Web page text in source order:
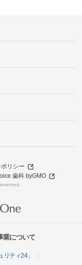
リシー
歯科 byGMO
業について
ティ24」